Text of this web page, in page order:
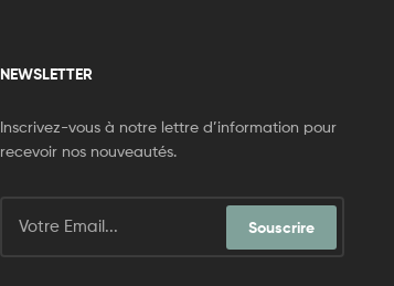
NEWSLETTER
Inscrivez-vous à notre lettre d’information pour
recevoir nos nouveautés.
Souscrire